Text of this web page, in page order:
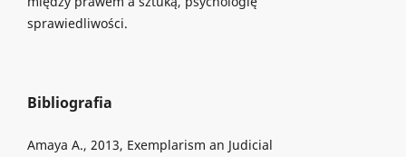
sprawiedliwości.
Bibliografia
Amaya A., 2013, Exemplarism an Judicial